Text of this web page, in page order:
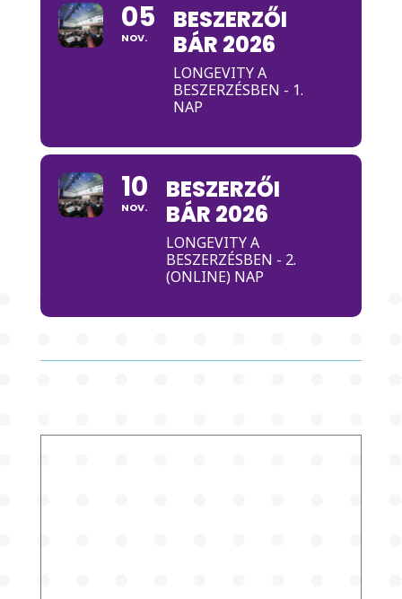
05
NOV.
BESZERZŐI
BÁR 2026
LONGEVITY A
BESZERZÉSBEN - 1.
NAP
10
NOV.
BESZERZŐI
BÁR 2026
LONGEVITY A
BESZERZÉSBEN - 2.
(ONLINE) NAP